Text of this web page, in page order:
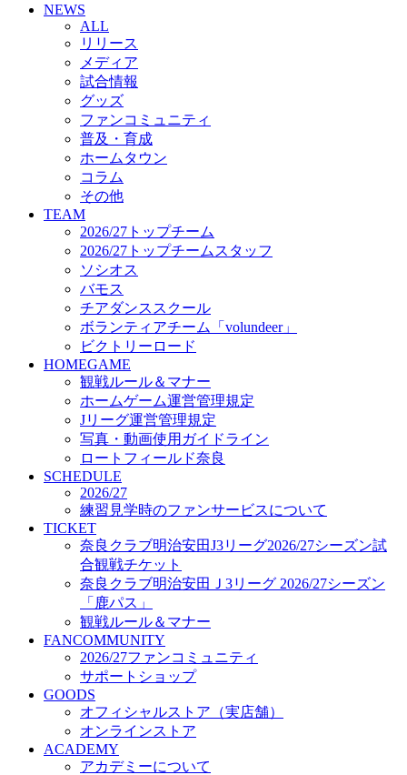
ボランティアチーム「volundeer」
ビクトリーロード
HOMEGAME
観戦ルール＆マナー
ホームゲーム運営管理規定
Jリーグ運営管理規定
写真・動画使用ガイドライン
ロートフィールド奈良
SCHEDULE
2026/27
練習見学時のファンサービスについて
TICKET
奈良クラブ明治安田J3リーグ2026/27シーズン試
合観戦チケット
奈良クラブ明治安田Ｊ3リーグ 2026/27シーズン
「鹿パス」
観戦ルール＆マナー
FANCOMMUNITY
2026/27ファンコミュニティ
サポートショップ
GOODS
オフィシャルストア（実店舗）
オンラインストア
ACADEMY
アカデミーについて
プロジェクト
コーチ&スタッフ
ジュニア
ジュニアユース
ユース
練習拠点（ナラディーア）
SCHOOL
2026/27 パートナー企業
パートナー募集
クラブ理念
クラブ情報
サステナビリティ
Web制作支援
応援プロジェクト
NEWS
ALL
リリース
メディア
試合情報
グッズ
ファンコミュニティ
普及・育成
ホームタウン
コラム
その他
TEAM
2026/27トップチーム
2026/27トップチームスタッフ
ソシオス
バモス
チアダンススクール
ボランティアチーム「volundeer」
ビクトリーロード
HOMEGAME
観戦ルール＆マナー
ホームゲーム運営管理規定
Jリーグ運営管理規定
写真・動画使用ガイドライン
ロートフィールド奈良
SCHEDULE
2026/27
練習見学時のファンサービスについて
TICKET
奈良クラブ明治安田J3リーグ2026/27シーズン試
合観戦チケット
奈良クラブ明治安田Ｊ3リーグ 2026/27シーズン
「鹿パス」
観戦ルール＆マナー
FANCOMMUNITY
2026/27ファンコミュニティ
サポートショップ
GOODS
オフィシャルストア（実店舗）
オンラインストア
ACADEMY
アカデミーについて